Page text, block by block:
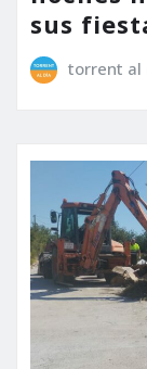
sus
torrent al